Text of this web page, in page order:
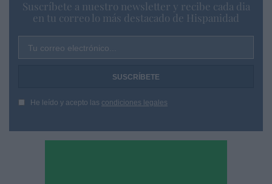
Suscríbete a nuestro newsletter y recibe cada dia
en tu correo lo más destacado de Hispanidad
Tu correo electrónico...
He leído y acepto las condiciones legales